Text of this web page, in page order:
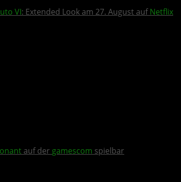
VI: Extended Look am 27. August aufNetflix
auf der gamescom spielbar